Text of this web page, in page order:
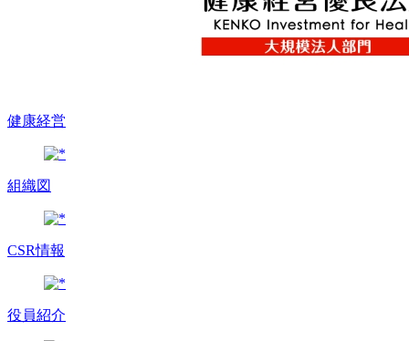
健康経営
組織図
CSR情報
役員紹介